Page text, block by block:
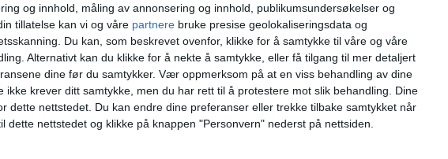
og innhold, måling av annonsering og innhold, publikumsundersøkelser og
tillatelse kan vi og våre partnere bruke presise geolokaliseringsdata og
Du kan, som beskrevet ovenfor, klikke for å samtykke til våre og våre
Alternativt kan du klikke for å nekte å samtykke, eller få tilgang til mer detaljert
dine før du samtykker. Vær oppmerksom på at en viss behandling av dine
ikke krever ditt samtykke, men du har rett til å protestere mot slik behandling. Dine
dette nettstedet. Du kan endre dine preferanser eller trekke tilbake samtykket når
dette nettstedet og klikke på knappen "Personvern" nederst på nettsiden.
kirke,
av